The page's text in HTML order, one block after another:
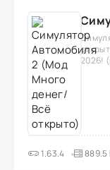
2026!
1.63.4 889.5